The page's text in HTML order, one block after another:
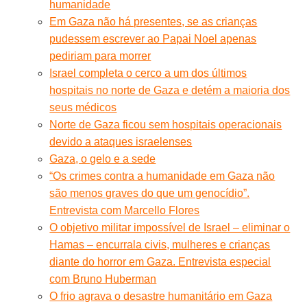
humanidade
Em Gaza não há presentes, se as crianças
pudessem escrever ao Papai Noel apenas
pediriam para morrer
Israel completa o cerco a um dos últimos
hospitais no norte de Gaza e detém a maioria dos
seus médicos
Norte de Gaza ficou sem hospitais operacionais
devido a ataques israelenses
Gaza, o gelo e a sede
“Os crimes contra a humanidade em Gaza não
são menos graves do que um genocídio”.
Entrevista com Marcello Flores
O objetivo militar impossível de Israel – eliminar o
Hamas – encurrala civis, mulheres e crianças
diante do horror em Gaza. Entrevista especial
com Bruno Huberman
O frio agrava o desastre humanitário em Gaza